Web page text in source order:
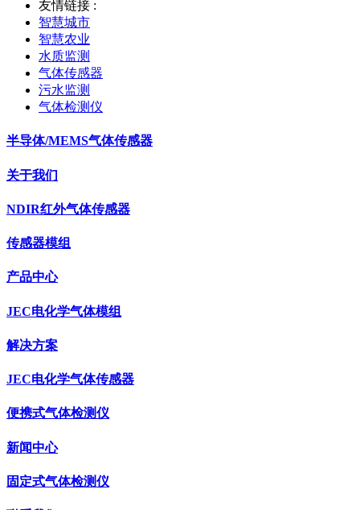
友情链接 :
智慧城市
智慧农业
水质监测
气体传感器
污水监测
气体检测仪
半导体/MEMS气体传感器
关于我们
NDIR红外气体传感器
传感器模组
产品中心
JEC电化学气体模组
解决方案
JEC电化学气体传感器
便携式气体检测仪
新闻中心
固定式气体检测仪